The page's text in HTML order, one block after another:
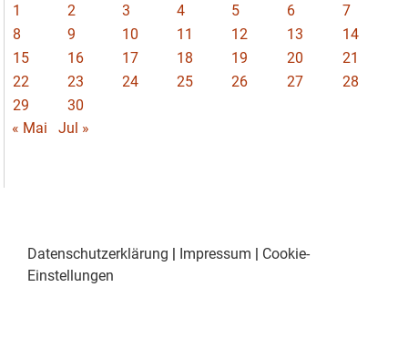
1 2 3 4 5 6
7
8
9 10 11 12 13
14
15
16 17 18 19 20
21
22
23 24 25 26 27
28
29
30
« Mai
Jul »
Datenschutzerklärung | Impressum | Cookie-
Einstellungen